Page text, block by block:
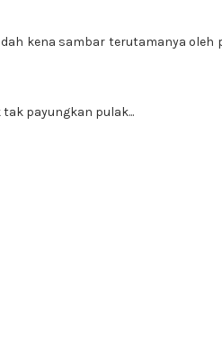
kena sambar terutamanya oleh
payungkan pulak...